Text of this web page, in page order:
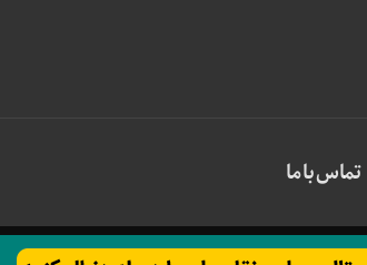
تماس با ما